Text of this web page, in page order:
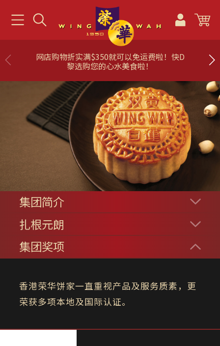
费啦！快D
！
「荣华First Mask」全部香港制造，符
标准ASTM Level 3。
集团简介
扎根元朗
集团奖项
香港荣华饼家一直重视产品及服务质素，更
荣获多项本地及国际认证。